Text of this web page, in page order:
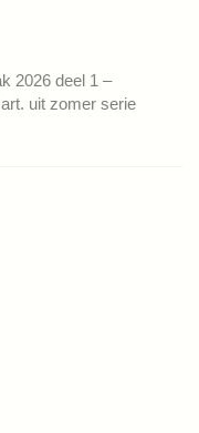
2026 deel 1 –
uit zomer serie